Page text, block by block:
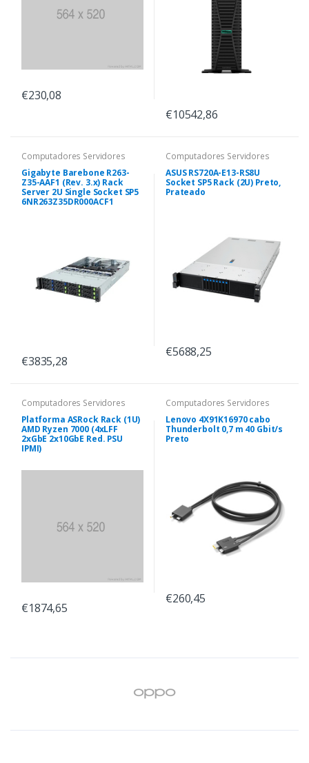
€230,08
€10542,86
Computadores Servidores
Gigabyte Barebone R263-
Z35-AAF1 (Rev. 3.x) Rack
Server 2U Single Socket SP5
6NR263Z35DR000ACF1
€3835,28
Computadores Servidores
ASUS RS720A-E13-RS8U
Socket SP5 Rack (2U) Preto,
Prateado
€5688,25
Computadores Servidores
Platforma ASRock Rack (1U)
AMD Ryzen 7000 (4xLFF
2xGbE 2x10GbE Red. PSU
IPMI)
€1874,65
Computadores Servidores
Lenovo 4X91K16970 cabo
Thunderbolt 0,7 m 40 Gbit/s
Preto
€260,45